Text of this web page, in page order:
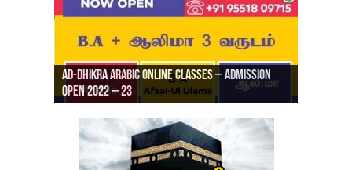
Ad-Dhikra Arabic Online Classes – Admission
Open 2022 – 23
Ad-Dhikra Arabic Online Classes – BA Arabic
AD DHIKRA ARABIC COLLEGE ADMISSION
ரியாத் ஜும்ஆ தமிழாக்கம், Jamia Al Hajiri
Masjid (Kuwait Masjid), Malaz, Riyadh